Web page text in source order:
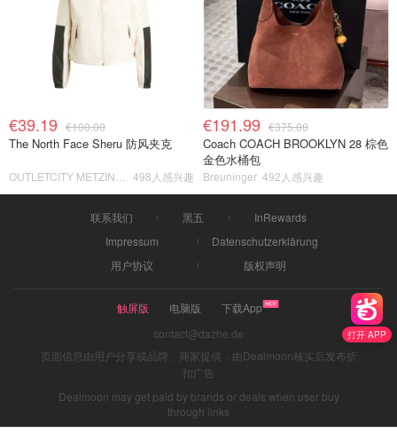
打开 APP
€39.19 €100.00
The North Face Sheru 防风夹克
498人感兴趣
€191.99 €375.00
Coach COACH BROOKLYN 28 棕色
金色水桶包
Breuninger 492人感兴趣
联系我们 黑五
InRewards
Impressum
Datenschutzerklärung
用户协议
版权声明
触屏版 电脑版
下载App
contact@dazhe.de
页面信息由用户分享或品牌、商家提供，由Dealmoon核实后发布折
扣广告
Dealmoon may get paid by brands or deals when user buy
through links